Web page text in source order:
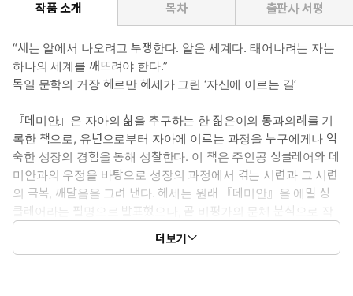
작품 소개 목차 출판사 서평
“새는 알에서 나오려고 투쟁한다. 알은 세계다. 태어나려는 자는
하나의 세계를 깨뜨려야 한다.”
독일 문학의 거장 헤르만 헤세가 그린 ‘자신에 이르는 길’
『데미안』은 자아의 삶을 추구하는 한 젊은이의 통과의례를 기
록한 책으로, 유년으로부터 자아에 이르는 과정을 누구에게나 익
숙한 성장의 경험을 통해 성찰한다. 이 책은 주인공 싱클레어와 데
미안과의 우정을 바탕으로 성장의 과정에서 겪는 시련과 그 시련
의 극복, 깨달음을 그려 낸다. 헤세는 원래 『데미안』을 에밀 싱
클레어라는 필명으로 발표했으나, 곧 비평가의 문체 분석으로 작
가가 헤세라는 것이 드러났다. 이 작품은 헤세 자신에게도 재출발
을 의미했으며, 소년기의 심리, 엄격한 구도성, 문명 비판, 만물의
더보기